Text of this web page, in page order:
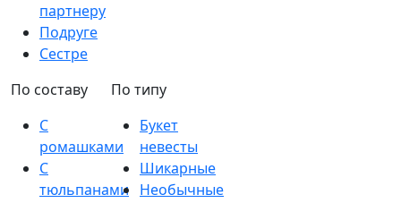
партнеру
Подруге
Сестре
По составу
С
ромашками
С
тюльпанами
По типу
Букет
невесты
Шикарные
Необычные